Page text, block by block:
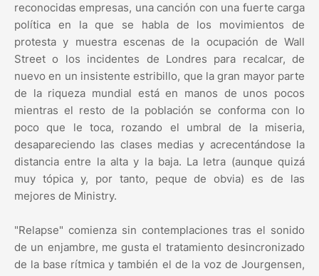
reconocidas empresas, una canción con una fuerte carga
política en la que se habla de los movimientos de
protesta y muestra escenas de la ocupación de Wall
Street o los incidentes de Londres para recalcar, de
nuevo en un insistente estribillo, que la gran mayor parte
de la riqueza mundial está en manos de unos pocos
mientras el resto de la población se conforma con lo
poco que le toca, rozando el umbral de la miseria,
desapareciendo las clases medias y acrecentándose la
distancia entre la alta y la baja. La letra (aunque quizá
muy tópica y, por tanto, peque de obvia) es de las
mejores de Ministry.
"Relapse" comienza sin contemplaciones tras el sonido
de un enjambre, me gusta el tratamiento desincronizado
de la base rítmica y también el de la voz de Jourgensen,